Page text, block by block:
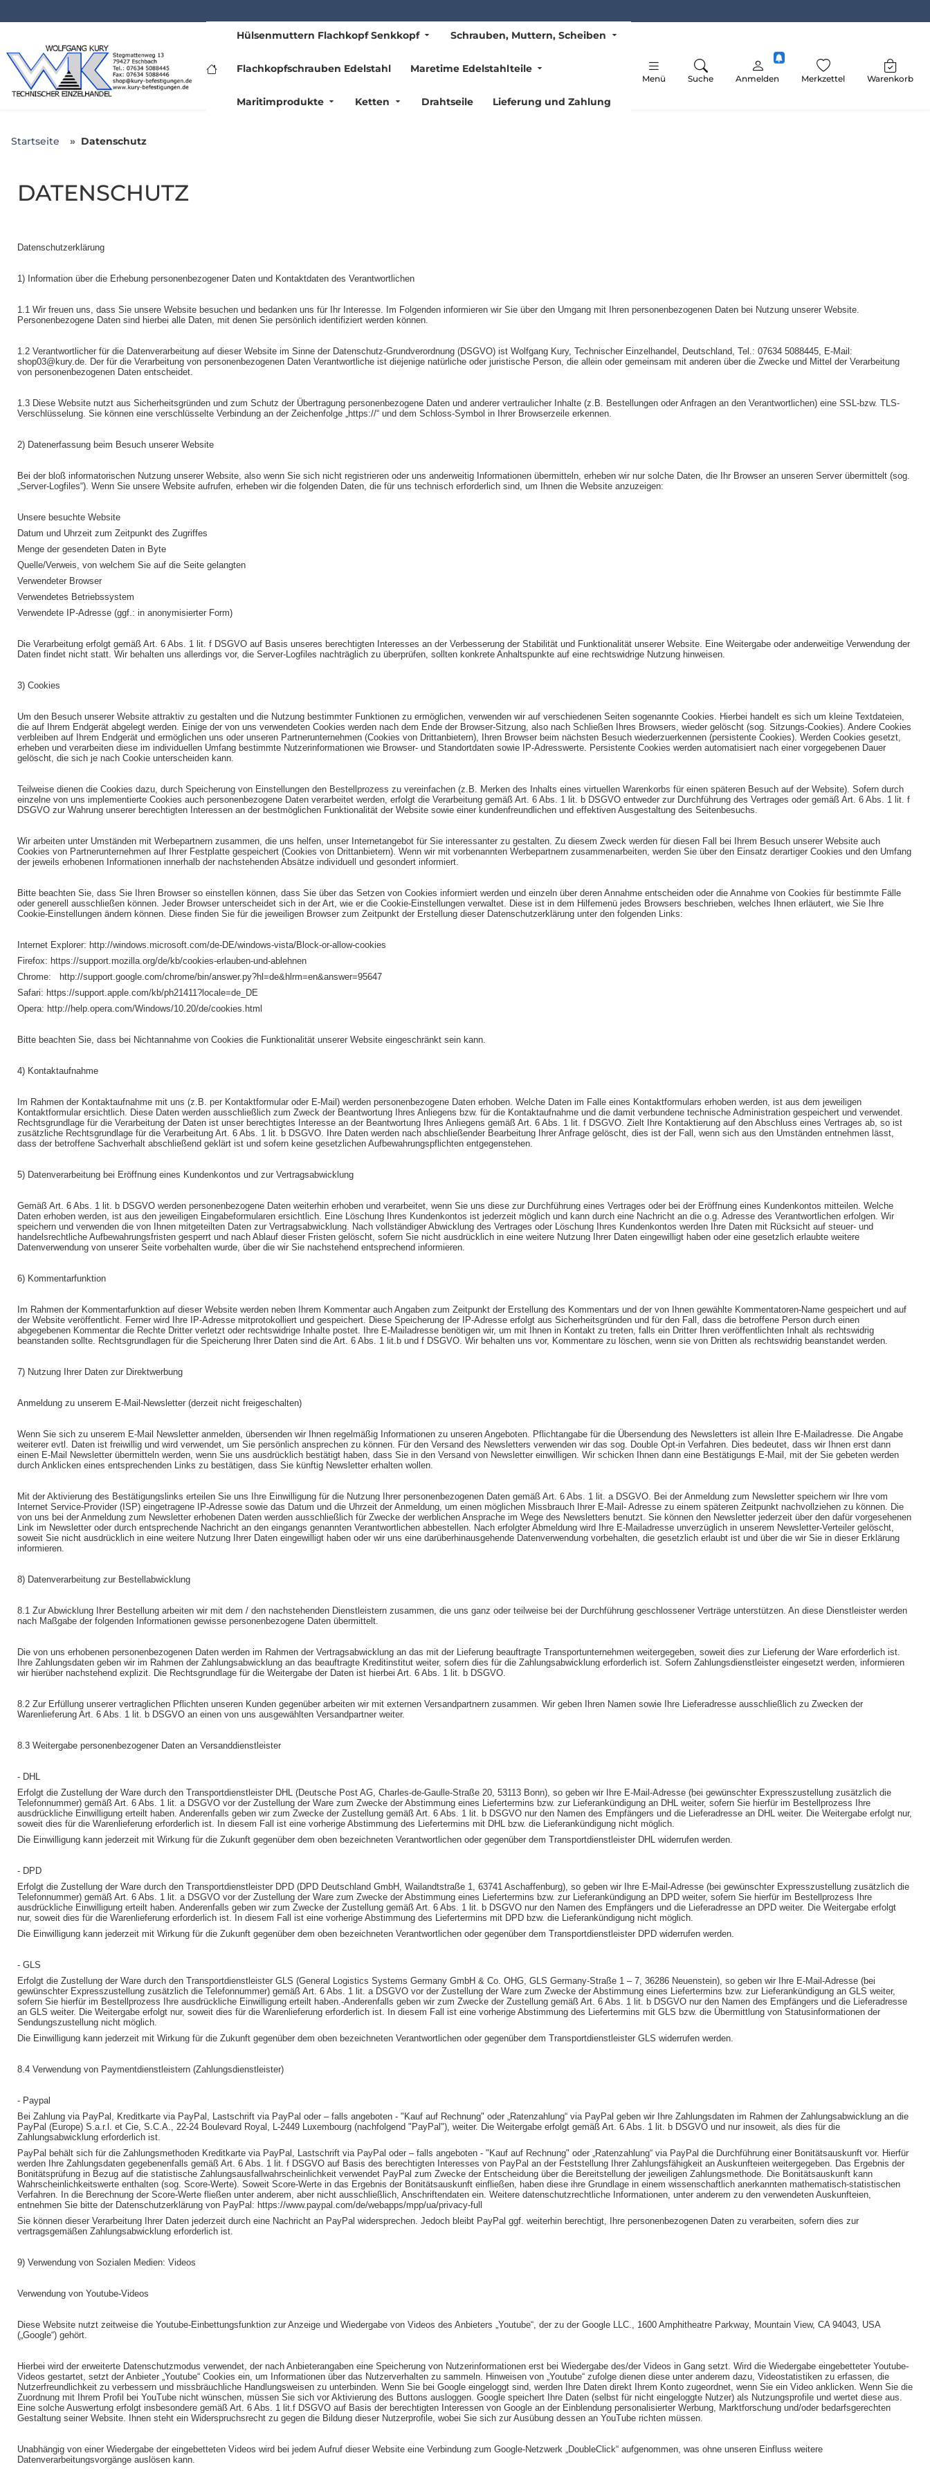
Hülsenmuttern Flachkopf Senkkopf Schrauben, Muttern, Scheiben
Flachkopfschrauben Edelstahl Maretime Edelstahlteile
Maritimprodukte Ketten Drahtseile Lieferung und Zahlung
Menü Suche Anmelden Merkzettel Warenkorb
Startseite Datenschutz
DATENSCHUTZ
Datenschutzerklärung
1) Information über die Erhebung personenbezogener Daten und Kontaktdaten des Verantwortlichen
1.1 Wir freuen uns, dass Sie unsere Website besuchen und bedanken uns für Ihr Interesse. Im Folgenden informieren wir Sie über den Umgang mit Ihren personenbezogenen Daten bei Nutzung unserer Website.
Personenbezogene Daten sind hierbei alle Daten, mit denen Sie persönlich identifiziert werden können.
1.2 Verantwortlicher für die Datenverarbeitung auf dieser Website im Sinne der Datenschutz-Grundverordnung (DSGVO) ist Wolfgang Kury, Technischer Einzelhandel, Deutschland, Tel.: 07634 5088445, E-Mail:
shop03@kury.de. Der für die Verarbeitung von personenbezogenen Daten Verantwortliche ist diejenige natürliche oder juristische Person, die allein oder gemeinsam mit anderen über die Zwecke und Mittel der Verarbeitung
von personenbezogenen Daten entscheidet.
1.3 Diese Website nutzt aus Sicherheitsgründen und zum Schutz der Übertragung personenbezogene Daten und anderer vertraulicher Inhalte (z.B. Bestellungen oder Anfragen an den Verantwortlichen) eine SSL-bzw. TLS-
Verschlüsselung. Sie können eine verschlüsselte Verbindung an der Zeichenfolge „https://“ und dem Schloss-Symbol in Ihrer Browserzeile erkennen.
2) Datenerfassung beim Besuch unserer Website
Bei der bloß informatorischen Nutzung unserer Website, also wenn Sie sich nicht registrieren oder uns anderweitig Informationen übermitteln, erheben wir nur solche Daten, die Ihr Browser an unseren Server übermittelt (sog.
„Server-Logfiles“). Wenn Sie unsere Website aufrufen, erheben wir die folgenden Daten, die für uns technisch erforderlich sind, um Ihnen die Website anzuzeigen:
Unsere besuchte Website
Datum und Uhrzeit zum Zeitpunkt des Zugriffes
Menge der gesendeten Daten in Byte
Quelle/Verweis, von welchem Sie auf die Seite gelangten
Verwendeter Browser
Verwendetes Betriebssystem
Verwendete IP-Adresse (ggf.: in anonymisierter Form)
Die Verarbeitung erfolgt gemäß Art. 6 Abs. 1 lit. f DSGVO auf Basis unseres berechtigten Interesses an der Verbesserung der Stabilität und Funktionalität unserer Website. Eine Weitergabe oder anderweitige Verwendung der
Daten findet nicht statt. Wir behalten uns allerdings vor, die Server-Logfiles nachträglich zu überprüfen, sollten konkrete Anhaltspunkte auf eine rechtswidrige Nutzung hinweisen.
3) Cookies
Um den Besuch unserer Website attraktiv zu gestalten und die Nutzung bestimmter Funktionen zu ermöglichen, verwenden wir auf verschiedenen Seiten sogenannte Cookies. Hierbei handelt es sich um kleine Textdateien,
die auf Ihrem Endgerät abgelegt werden. Einige der von uns verwendeten Cookies werden nach dem Ende der Browser-Sitzung, also nach Schließen Ihres Browsers, wieder gelöscht (sog. Sitzungs-Cookies). Andere Cookies
verbleiben auf Ihrem Endgerät und ermöglichen uns oder unseren Partnerunternehmen (Cookies von Drittanbietern), Ihren Browser beim nächsten Besuch wiederzuerkennen (persistente Cookies). Werden Cookies gesetzt,
erheben und verarbeiten diese im individuellen Umfang bestimmte Nutzerinformationen wie Browser- und Standortdaten sowie IP-Adresswerte. Persistente Cookies werden automatisiert nach einer vorgegebenen Dauer
gelöscht, die sich je nach Cookie unterscheiden kann.
Teilweise dienen die Cookies dazu, durch Speicherung von Einstellungen den Bestellprozess zu vereinfachen (z.B. Merken des Inhalts eines virtuellen Warenkorbs für einen späteren Besuch auf der Website). Sofern durch
einzelne von uns implementierte Cookies auch personenbezogene Daten verarbeitet werden, erfolgt die Verarbeitung gemäß Art. 6 Abs. 1 lit. b DSGVO entweder zur Durchführung des Vertrages oder gemäß Art. 6 Abs. 1 lit. f
DSGVO zur Wahrung unserer berechtigten Interessen an der bestmöglichen Funktionalität der Website sowie einer kundenfreundlichen und effektiven Ausgestaltung des Seitenbesuchs.
Wir arbeiten unter Umständen mit Werbepartnern zusammen, die uns helfen, unser Internetangebot für Sie interessanter zu gestalten. Zu diesem Zweck werden für diesen Fall bei Ihrem Besuch unserer Website auch
Cookies von Partnerunternehmen auf Ihrer Festplatte gespeichert (Cookies von Drittanbietern). Wenn wir mit vorbenannten Werbepartnern zusammenarbeiten, werden Sie über den Einsatz derartiger Cookies und den Umfang
der jeweils erhobenen Informationen innerhalb der nachstehenden Absätze individuell und gesondert informiert.
Bitte beachten Sie, dass Sie Ihren Browser so einstellen können, dass Sie über das Setzen von Cookies informiert werden und einzeln über deren Annahme entscheiden oder die Annahme von Cookies für bestimmte Fälle
oder generell ausschließen können. Jeder Browser unterscheidet sich in der Art, wie er die Cookie-Einstellungen verwaltet. Diese ist in dem Hilfemenü jedes Browsers beschrieben, welches Ihnen erläutert, wie Sie Ihre
Cookie-Einstellungen ändern können. Diese finden Sie für die jeweiligen Browser zum Zeitpunkt der Erstellung dieser Datenschutzerklärung unter den folgenden Links:
Internet Explorer: http://windows.microsoft.com/de-DE/windows-vista/Block-or-allow-cookies
Firefox: https://support.mozilla.org/de/kb/cookies-erlauben-und-ablehnen
Chrome: http://support.google.com/chrome/bin/answer.py?hl=de&hlrm=en&answer=95647
Safari: https://support.apple.com/kb/ph21411?locale=de_DE
Opera: http://help.opera.com/Windows/10.20/de/cookies.html
Bitte beachten Sie, dass bei Nichtannahme von Cookies die Funktionalität unserer Website eingeschränkt sein kann.
4) Kontaktaufnahme
Im Rahmen der Kontaktaufnahme mit uns (z.B. per Kontaktformular oder E-Mail) werden personenbezogene Daten erhoben. Welche Daten im Falle eines Kontaktformulars erhoben werden, ist aus dem jeweiligen
Kontaktformular ersichtlich. Diese Daten werden ausschließlich zum Zweck der Beantwortung Ihres Anliegens bzw. für die Kontaktaufnahme und die damit verbundene technische Administration gespeichert und verwendet.
Rechtsgrundlage für die Verarbeitung der Daten ist unser berechtigtes Interesse an der Beantwortung Ihres Anliegens gemäß Art. 6 Abs. 1 lit. f DSGVO. Zielt Ihre Kontaktierung auf den Abschluss eines Vertrages ab, so ist
zusätzliche Rechtsgrundlage für die Verarbeitung Art. 6 Abs. 1 lit. b DSGVO. Ihre Daten werden nach abschließender Bearbeitung Ihrer Anfrage gelöscht, dies ist der Fall, wenn sich aus den Umständen entnehmen lässt,
dass der betroffene Sachverhalt abschließend geklärt ist und sofern keine gesetzlichen Aufbewahrungspflichten entgegenstehen.
5) Datenverarbeitung bei Eröffnung eines Kundenkontos und zur Vertragsabwicklung
Gemäß Art. 6 Abs. 1 lit. b DSGVO werden personenbezogene Daten weiterhin erhoben und verarbeitet, wenn Sie uns diese zur Durchführung eines Vertrages oder bei der Eröffnung eines Kundenkontos mitteilen. Welche
Daten erhoben werden, ist aus den jeweiligen Eingabeformularen ersichtlich. Eine Löschung Ihres Kundenkontos ist jederzeit möglich und kann durch eine Nachricht an die o.g. Adresse des Verantwortlichen erfolgen. Wir
speichern und verwenden die von Ihnen mitgeteilten Daten zur Vertragsabwicklung. Nach vollständiger Abwicklung des Vertrages oder Löschung Ihres Kundenkontos werden Ihre Daten mit Rücksicht auf steuer- und
handelsrechtliche Aufbewahrungsfristen gesperrt und nach Ablauf dieser Fristen gelöscht, sofern Sie nicht ausdrücklich in eine weitere Nutzung Ihrer Daten eingewilligt haben oder eine gesetzlich erlaubte weitere
Datenverwendung von unserer Seite vorbehalten wurde, über die wir Sie nachstehend entsprechend informieren.
6) Kommentarfunktion
Im Rahmen der Kommentarfunktion auf dieser Website werden neben Ihrem Kommentar auch Angaben zum Zeitpunkt der Erstellung des Kommentars und der von Ihnen gewählte Kommentatoren-Name gespeichert und auf
der Website veröffentlicht. Ferner wird Ihre IP-Adresse mitprotokolliert und gespeichert. Diese Speicherung der IP-Adresse erfolgt aus Sicherheitsgründen und für den Fall, dass die betroffene Person durch einen
abgegebenen Kommentar die Rechte Dritter verletzt oder rechtswidrige Inhalte postet. Ihre E-Mailadresse benötigen wir, um mit Ihnen in Kontakt zu treten, falls ein Dritter Ihren veröffentlichten Inhalt als rechtswidrig
beanstanden sollte. Rechtsgrundlagen für die Speicherung Ihrer Daten sind die Art. 6 Abs. 1 lit.b und f DSGVO. Wir behalten uns vor, Kommentare zu löschen, wenn sie von Dritten als rechtswidrig beanstandet werden.
7) Nutzung Ihrer Daten zur Direktwerbung
Anmeldung zu unserem E-Mail-Newsletter (derzeit nicht freigeschalten)
Wenn Sie sich zu unserem E-Mail Newsletter anmelden, übersenden wir Ihnen regelmäßig Informationen zu unseren Angeboten. Pflichtangabe für die Übersendung des Newsletters ist allein Ihre E-Mailadresse. Die Angabe
weiterer evtl. Daten ist freiwillig und wird verwendet, um Sie persönlich ansprechen zu können. Für den Versand des Newsletters verwenden wir das sog. Double Opt-in Verfahren. Dies bedeutet, dass wir Ihnen erst dann
einen E-Mail Newsletter übermitteln werden, wenn Sie uns ausdrücklich bestätigt haben, dass Sie in den Versand von Newsletter einwilligen. Wir schicken Ihnen dann eine Bestätigungs E-Mail, mit der Sie gebeten werden
durch Anklicken eines entsprechenden Links zu bestätigen, dass Sie künftig Newsletter erhalten wollen.
Mit der Aktivierung des Bestätigungslinks erteilen Sie uns Ihre Einwilligung für die Nutzung Ihrer personenbezogenen Daten gemäß Art. 6 Abs. 1 lit. a DSGVO. Bei der Anmeldung zum Newsletter speichern wir Ihre vom
Internet Service-Provider (ISP) eingetragene IP-Adresse sowie das Datum und die Uhrzeit der Anmeldung, um einen möglichen Missbrauch Ihrer E-Mail- Adresse zu einem späteren Zeitpunkt nachvollziehen zu können. Die
von uns bei der Anmeldung zum Newsletter erhobenen Daten werden ausschließlich für Zwecke der werblichen Ansprache im Wege des Newsletters benutzt. Sie können den Newsletter jederzeit über den dafür vorgesehenen
Link im Newsletter oder durch entsprechende Nachricht an den eingangs genannten Verantwortlichen abbestellen. Nach erfolgter Abmeldung wird Ihre E-Mailadresse unverzüglich in unserem Newsletter-Verteiler gelöscht,
soweit Sie nicht ausdrücklich in eine weitere Nutzung Ihrer Daten eingewilligt haben oder wir uns eine darüberhinausgehende Datenverwendung vorbehalten, die gesetzlich erlaubt ist und über die wir Sie in dieser Erklärung
informieren.
8) Datenverarbeitung zur Bestellabwicklung
8.1 Zur Abwicklung Ihrer Bestellung arbeiten wir mit dem / den nachstehenden Dienstleistern zusammen, die uns ganz oder teilweise bei der Durchführung geschlossener Verträge unterstützen. An diese Dienstleister werden
nach Maßgabe der folgenden Informationen gewisse personenbezogene Daten übermittelt.
Die von uns erhobenen personenbezogenen Daten werden im Rahmen der Vertragsabwicklung an das mit der Lieferung beauftragte Transportunternehmen weitergegeben, soweit dies zur Lieferung der Ware erforderlich ist.
Ihre Zahlungsdaten geben wir im Rahmen der Zahlungsabwicklung an das beauftragte Kreditinstitut weiter, sofern dies für die Zahlungsabwicklung erforderlich ist. Sofern Zahlungsdienstleister eingesetzt werden, informieren
wir hierüber nachstehend explizit. Die Rechtsgrundlage für die Weitergabe der Daten ist hierbei Art. 6 Abs. 1 lit. b DSGVO.
8.2 Zur Erfüllung unserer vertraglichen Pflichten unseren Kunden gegenüber arbeiten wir mit externen Versandpartnern zusammen. Wir geben Ihren Namen sowie Ihre Lieferadresse ausschließlich zu Zwecken der
Warenlieferung Art. 6 Abs. 1 lit. b DSGVO an einen von uns ausgewählten Versandpartner weiter.
8.3 Weitergabe personenbezogener Daten an Versanddienstleister
- DHL
Erfolgt die Zustellung der Ware durch den Transportdienstleister DHL (Deutsche Post AG, Charles-de-Gaulle-Straße 20, 53113 Bonn), so geben wir Ihre E-Mail-Adresse (bei gewünschter Expresszustellung zusätzlich die
Telefonnummer) gemäß Art. 6 Abs. 1 lit. a DSGVO vor der Zustellung der Ware zum Zwecke der Abstimmung eines Liefertermins bzw. zur Lieferankündigung an DHL weiter, sofern Sie hierfür im Bestellprozess Ihre
ausdrückliche Einwilligung erteilt haben. Anderenfalls geben wir zum Zwecke der Zustellung gemäß Art. 6 Abs. 1 lit. b DSGVO nur den Namen des Empfängers und die Lieferadresse an DHL weiter. Die Weitergabe erfolgt nur,
soweit dies für die Warenlieferung erforderlich ist. In diesem Fall ist eine vorherige Abstimmung des Liefertermins mit DHL bzw. die Lieferankündigung nicht möglich.
Die Einwilligung kann jederzeit mit Wirkung für die Zukunft gegenüber dem oben bezeichneten Verantwortlichen oder gegenüber dem Transportdienstleister DHL widerrufen werden.
- DPD
Erfolgt die Zustellung der Ware durch den Transportdienstleister DPD (DPD Deutschland GmbH, Wailandtstraße 1, 63741 Aschaffenburg), so geben wir Ihre E-Mail-Adresse (bei gewünschter Expresszustellung zusätzlich die
Telefonnummer) gemäß Art. 6 Abs. 1 lit. a DSGVO vor der Zustellung der Ware zum Zwecke der Abstimmung eines Liefertermins bzw. zur Lieferankündigung an DPD weiter, sofern Sie hierfür im Bestellprozess Ihre
ausdrückliche Einwilligung erteilt haben. Anderenfalls geben wir zum Zwecke der Zustellung gemäß Art. 6 Abs. 1 lit. b DSGVO nur den Namen des Empfängers und die Lieferadresse an DPD weiter. Die Weitergabe erfolgt
nur, soweit dies für die Warenlieferung erforderlich ist. In diesem Fall ist eine vorherige Abstimmung des Liefertermins mit DPD bzw. die Lieferankündigung nicht möglich.
Die Einwilligung kann jederzeit mit Wirkung für die Zukunft gegenüber dem oben bezeichneten Verantwortlichen oder gegenüber dem Transportdienstleister DPD widerrufen werden.
- GLS
Erfolgt die Zustellung der Ware durch den Transportdienstleister GLS (General Logistics Systems Germany GmbH & Co. OHG, GLS Germany-Straße 1 – 7, 36286 Neuenstein), so geben wir Ihre E-Mail-Adresse (bei
gewünschter Expresszustellung zusätzlich die Telefonnummer) gemäß Art. 6 Abs. 1 lit. a DSGVO vor der Zustellung der Ware zum Zwecke der Abstimmung eines Liefertermins bzw. zur Lieferankündigung an GLS weiter,
sofern Sie hierfür im Bestellprozess Ihre ausdrückliche Einwilligung erteilt haben.-Anderenfalls geben wir zum Zwecke der Zustellung gemäß Art. 6 Abs. 1 lit. b DSGVO nur den Namen des Empfängers und die Lieferadresse
an GLS weiter. Die Weitergabe erfolgt nur, soweit dies für die Warenlieferung erforderlich ist. In diesem Fall ist eine vorherige Abstimmung des Liefertermins mit GLS bzw. die Übermittlung von Statusinformationen der
Sendungszustellung nicht möglich.
Die Einwilligung kann jederzeit mit Wirkung für die Zukunft gegenüber dem oben bezeichneten Verantwortlichen oder gegenüber dem Transportdienstleister GLS widerrufen werden.
8.4 Verwendung von Paymentdienstleistern (Zahlungsdienstleister)
- Paypal
Bei Zahlung via PayPal, Kreditkarte via PayPal, Lastschrift via PayPal oder – falls angeboten - "Kauf auf Rechnung" oder „Ratenzahlung“ via PayPal geben wir Ihre Zahlungsdaten im Rahmen der Zahlungsabwicklung an die
PayPal (Europe) S.a.r.l. et Cie, S.C.A., 22-24 Boulevard Royal, L-2449 Luxembourg (nachfolgend "PayPal"), weiter. Die Weitergabe erfolgt gemäß Art. 6 Abs. 1 lit. b DSGVO und nur insoweit, als dies für die
Zahlungsabwicklung erforderlich ist.
PayPal behält sich für die Zahlungsmethoden Kreditkarte via PayPal, Lastschrift via PayPal oder – falls angeboten - "Kauf auf Rechnung" oder „Ratenzahlung“ via PayPal die Durchführung einer Bonitätsauskunft vor. Hierfür
werden Ihre Zahlungsdaten gegebenenfalls gemäß Art. 6 Abs. 1 lit. f DSGVO auf Basis des berechtigten Interesses von PayPal an der Feststellung Ihrer Zahlungsfähigkeit an Auskunfteien weitergegeben. Das Ergebnis der
Bonitätsprüfung in Bezug auf die statistische Zahlungsausfallwahrscheinlichkeit verwendet PayPal zum Zwecke der Entscheidung über die Bereitstellung der jeweiligen Zahlungsmethode. Die Bonitätsauskunft kann
Wahrscheinlichkeitswerte enthalten (sog. Score-Werte). Soweit Score-Werte in das Ergebnis der Bonitätsauskunft einfließen, haben diese ihre Grundlage in einem wissenschaftlich anerkannten mathematisch-statistischen
Verfahren. In die Berechnung der Score-Werte fließen unter anderem, aber nicht ausschließlich, Anschriftendaten ein. Weitere datenschutzrechtliche Informationen, unter anderem zu den verwendeten Auskunfteien,
entnehmen Sie bitte der Datenschutzerklärung von PayPal: https://www.paypal.com/de/webapps/mpp/ua/privacy-full
Sie können dieser Verarbeitung Ihrer Daten jederzeit durch eine Nachricht an PayPal widersprechen. Jedoch bleibt PayPal ggf. weiterhin berechtigt, Ihre personenbezogenen Daten zu verarbeiten, sofern dies zur
vertragsgemäßen Zahlungsabwicklung erforderlich ist.
9) Verwendung von Sozialen Medien: Videos
Verwendung von Youtube-Videos
Diese Website nutzt zeitweise die Youtube-Einbettungsfunktion zur Anzeige und Wiedergabe von Videos des Anbieters „Youtube“, der zu der Google LLC., 1600 Amphitheatre Parkway, Mountain View, CA 94043, USA
(„Google“) gehört.
Hierbei wird der erweiterte Datenschutzmodus verwendet, der nach Anbieterangaben eine Speicherung von Nutzerinformationen erst bei Wiedergabe des/der Videos in Gang setzt. Wird die Wiedergabe eingebetteter Youtube-
Videos gestartet, setzt der Anbieter „Youtube“ Cookies ein, um Informationen über das Nutzerverhalten zu sammeln. Hinweisen von „Youtube“ zufolge dienen diese unter anderem dazu, Videostatistiken zu erfassen, die
Nutzerfreundlichkeit zu verbessern und missbräuchliche Handlungsweisen zu unterbinden. Wenn Sie bei Google eingeloggt sind, werden Ihre Daten direkt Ihrem Konto zugeordnet, wenn Sie ein Video anklicken. Wenn Sie die
Zuordnung mit Ihrem Profil bei YouTube nicht wünschen, müssen Sie sich vor Aktivierung des Buttons ausloggen. Google speichert Ihre Daten (selbst für nicht eingeloggte Nutzer) als Nutzungsprofile und wertet diese aus.
Eine solche Auswertung erfolgt insbesondere gemäß Art. 6 Abs. 1 lit.f DSGVO auf Basis der berechtigten Interessen von Google an der Einblendung personalisierter Werbung, Marktforschung und/oder bedarfsgerechten
Gestaltung seiner Website. Ihnen steht ein Widerspruchsrecht zu gegen die Bildung dieser Nutzerprofile, wobei Sie sich zur Ausübung dessen an YouTube richten müssen.
Unabhängig von einer Wiedergabe der eingebetteten Videos wird bei jedem Aufruf dieser Website eine Verbindung zum Google-Netzwerk „DoubleClick“ aufgenommen, was ohne unseren Einfluss weitere
Datenverarbeitungsvorgänge auslösen kann.